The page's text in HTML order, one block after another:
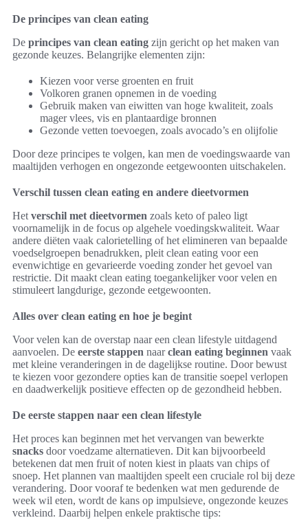
De principes van clean eating
De principes van clean eating zijn gericht op het maken van
gezonde keuzes. Belangrijke elementen zijn:
Kiezen voor verse groenten en fruit
Volkoren granen opnemen in de voeding
Gebruik maken van eiwitten van hoge kwaliteit, zoals
mager vlees, vis en plantaardige bronnen
Gezonde vetten toevoegen, zoals avocado’s en olijfolie
Door deze principes te volgen, kan men de voedingswaarde van
maaltijden verhogen en ongezonde eetgewoonten uitschakelen.
Verschil tussen clean eating en andere dieetvormen
Het verschil met dieetvormen zoals keto of paleo ligt
voornamelijk in de focus op algehele voedingskwaliteit. Waar
andere diëten vaak calorietelling of het elimineren van bepaalde
voedselgroepen benadrukken, pleit clean eating voor een
evenwichtige en gevarieerde voeding zonder het gevoel van
restrictie. Dit maakt clean eating toegankelijker voor velen en
stimuleert langdurige, gezonde eetgewoonten.
Alles over clean eating en hoe je begint
Voor velen kan de overstap naar een clean lifestyle uitdagend
aanvoelen. De eerste stappen naarclean eating beginnen vaak
met kleine veranderingen in de dagelijkse routine. Door bewust
te kiezen voor gezondere opties kan de transitie soepel verlopen
en daadwerkelijk positieve effecten op de gezondheid hebben.
De eerste stappen naar een clean lifestyle
Het proces kan beginnen met het vervangen van bewerkte
snacks door voedzame alternatieven. Dit kan bijvoorbeeld
betekenen dat men fruit of noten kiest in plaats van chips of
snoep. Het plannen van maaltijden speelt een cruciale rol bij deze
verandering. Door vooraf te bedenken wat men gedurende de
week wil eten, wordt de kans op impulsieve, ongezonde keuzes
verkleind. Daarbij helpen enkele praktische tips: